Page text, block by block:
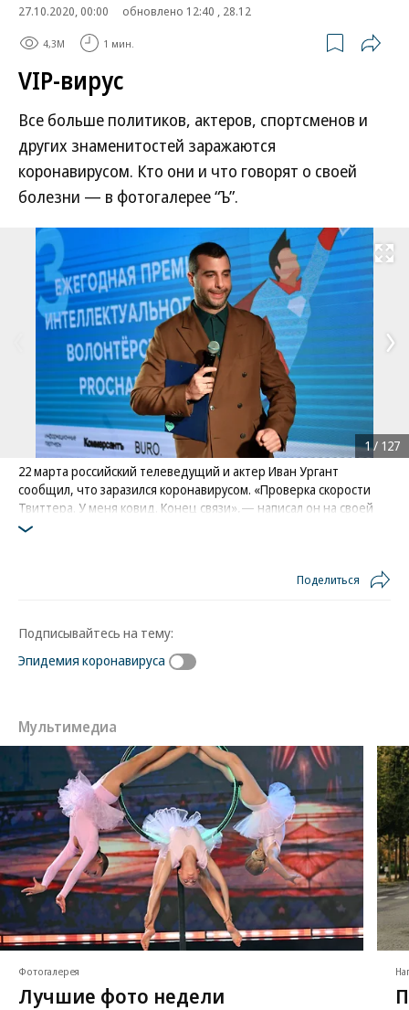
27.10.2020, 00:00
обновлено 12:40 , 28.12
4,3M 1 мин.
VIP-вирус
Все больше политиков, актеров, спортсменов и
других знаменитостей заражаются
коронавирусом. Кто они и что говорят о своей
болезни — в фотогалерее “Ъ”.
Развернуть
22 марта российский телеведущий и актер Иван Ургант
сообщил, что заразился коронавирусом. «Проверка скорости
Твиттера. У меня ковид. Конец связи»,— написал он на своей
странице в Twitter
1/ 127
Поделиться
Подписывайтесь на тему:
Эпидемия коронавируса
Мультимедиа
Фотогалерея
Лучшие фото недели